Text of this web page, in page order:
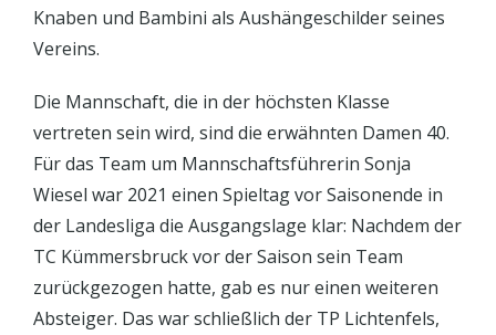
Knaben und Bambini als Aushängeschilder seines
Vereins.
Die Mannschaft, die in der höchsten Klasse
vertreten sein wird, sind die erwähnten Damen 40.
Für das Team um Mannschaftsführerin Sonja
Wiesel war 2021 einen Spieltag vor Saisonende in
der Landesliga die Ausgangslage klar: Nachdem der
TC Kümmersbruck vor der Saison sein Team
zurückgezogen hatte, gab es nur einen weiteren
Absteiger. Das war schließlich der TP Lichtenfels,